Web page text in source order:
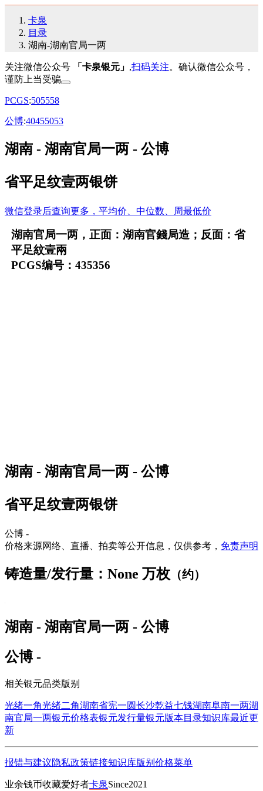
卡泉
目录
湖南-湖南官局一两
关注微信公众号 「卡泉银元」 ,扫码关注。确认微信公众号，
谨防上当受骗
PCGS:505558
公博:40455053
湖南 - 湖南官局一两 - 公博
省平足纹壹两银饼
微信登录后查询更多，平均价、中位数、周最低价
湖南官局一两，正面：湖南官錢局造；反面：省
平足紋壹兩
PCGS编号：435356
湖南 - 湖南官局一两 - 公博
省平足纹壹两银饼
公博 -
价格来源网络、直播、拍卖等公开信息，仅供参考， 免责声明
铸造量/发行量：None 万枚 （约）
湖南 - 湖南官局一两 - 公博
公博 -
相关银元品类版别
光绪一角光绪二角湖南省宪一圆长沙乾益七钱湖南阜南一两湖
南官局一两银元价格表银元发行量银元版本目录知识库最近更
新
报错与建议隐私政策链接知识库版别 价格菜单
业余钱币收藏爱好者卡泉Since2021